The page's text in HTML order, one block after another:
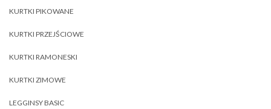
KURTKI PIKOWANE
KURTKI PRZEJŚCIOWE
KURTKI RAMONESKI
KURTKI ZIMOWE
LEGGINSY BASIC